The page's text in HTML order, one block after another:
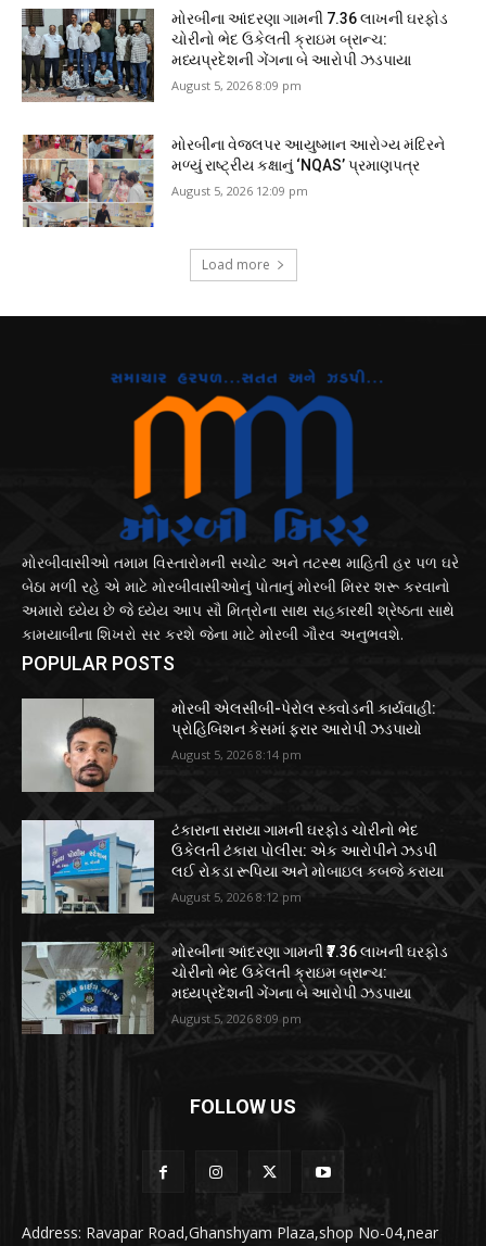
મોરબીના આંદરણા ગામની ₹7.36 લાખની ઘરફોડ
ચોરીનો ભેદ ઉકેલતી ક્રાઇમ બ્રાન્ચ:
મધ્યપ્રદેશની ગેંગના બે આરોપી ઝડપાયા
August 5, 2026 8:09 pm
મોરબીના વેજલપર આયુષ્માન આરોગ્ય મંદિરને
મળ્યું રાષ્ટ્રીય કક્ષાનું ‘NQAS’ પ્રમાણપત્ર
August 5, 2026 12:09 pm
Load more
મોરબીવાસીઓ તમામ વિસ્તારોમની સચોટ અને તટસ્થ માહિતી હર પળ ઘરે
બેઠા મળી રહે એ માટે મોરબીવાસીઓનું પોતાનું મોરબી મિરર શરૂ કરવાનો
અમારો ધ્યેય છે જે ધ્યેય આપ સૌ મિત્રોના સાથ સહકારથી શ્રેષ્ઠતા સાથે
કામયાબીના શિખરો સર કરશે જેના માટે મોરબી ગૌરવ અનુભવશે.
POPULAR POSTS
મોરબી એલસીબી-પેરોલ સ્ક્વોડની કાર્યવાહી:
પ્રોહિબિશન કેસમાં ફરાર આરોપી ઝડપાયો
August 5, 2026 8:14 pm
ટંકારાના સરાયા ગામની ઘરફોડ ચોરીનો ભેદ
ઉકેલતી ટંકારા પોલીસ: એક આરોપીને ઝડપી
લઈ રોકડા રૂપિયા અને મોબાઇલ કબજે કરાયા
August 5, 2026 8:12 pm
મોરબીના આંદરણા ગામની ₹7.36 લાખની ઘરફોડ
ચોરીનો ભેદ ઉકેલતી ક્રાઇમ બ્રાન્ચ:
મધ્યપ્રદેશની ગેંગના બે આરોપી ઝડપાયા
August 5, 2026 8:09 pm
FOLLOW US
Address: Ravapar Road,Ghanshyam Plaza,shop No-04,near